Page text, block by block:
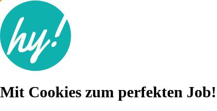
Lebenslauf
Mit Cookies zum perfekten Job!